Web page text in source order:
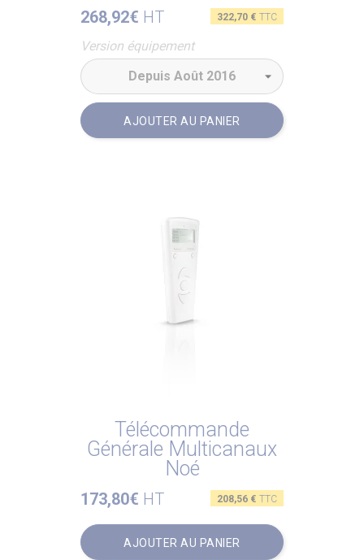
268,92€ HT Prix
322,70 € TTC
Version équipement
AJOUTER AU PANIER
Télécommande
Générale Multicanaux
Noé
173,80€ HT Prix
208,56 € TTC
AJOUTER AU PANIER